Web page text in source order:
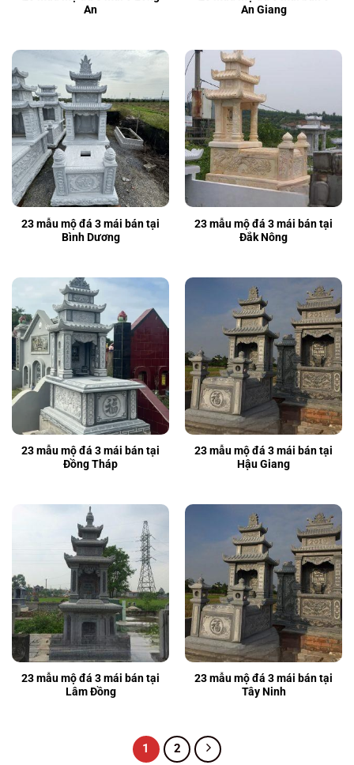
An
An Giang
23 mẫu mộ đá 3 mái bán tại
Bình Dương
23 mẫu mộ đá 3 mái bán tại
Đắk Nông
23 mẫu mộ đá 3 mái bán tại
Đồng Tháp
23 mẫu mộ đá 3 mái bán tại
Hậu Giang
23 mẫu mộ đá 3 mái bán tại
Lâm Đồng
23 mẫu mộ đá 3 mái bán tại
Tây Ninh
1 2